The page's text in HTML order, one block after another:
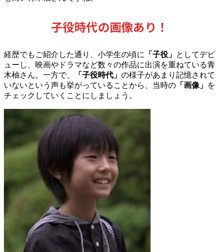
子役時代の画像あり！
経歴でもご紹介した通り、小学生の頃に 「子役」 としてデビ
ューし、映画やドラマなど数々の作品に出演を重ねている青
木柚さん。一方で、
「子役時代」 の様子があまり記憶されて
いないという声も挙がっていることから、当時の 「画像」 を
チェックしていくことにしましょう。